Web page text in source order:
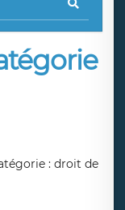
: droit de